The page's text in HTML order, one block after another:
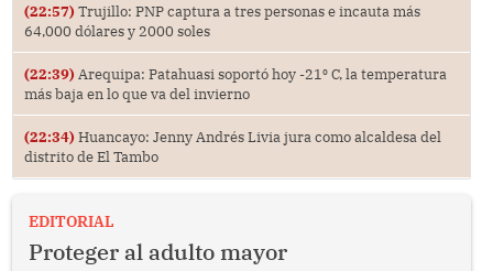
(22:57) Trujillo: PNP captura a tres personas e incauta más
64,000 dólares y 2000 soles
(22:39) Arequipa: Patahuasi soportó hoy -21⁰ C, la temperatura
más baja en lo que va del invierno
(22:34) Huancayo: Jenny Andrés Livia jura como alcaldesa del
distrito de El Tambo
EDITORIAL
Proteger al adulto mayor